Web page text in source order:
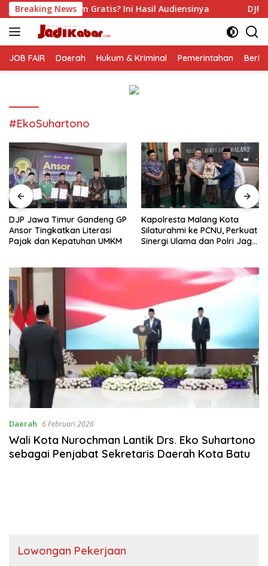
Langsung
ke
konten
Breaking News
Ini Hasil Audiensinya DJP Jawa Timur
JOB FAIR Daerah Hukum & Kriminal Pemerintahan
#EkoSuhartono
DJP Jawa Timur Gandeng GP
Ansor Tingkatkan Literasi
Pajak dan Kepatuhan UMKM
Kapolresta Malang Kota
Silaturahmi ke PCNU, Perkuat
Sinergi Ulama dan Polri Jaga
Daerah 6 Februari 2026
Wali Kota Nurochman Lantik Drs. Eko Suhartono
sebagai Penjabat Sekretaris Daerah Kota Batu
Lowongan Pekerjaan